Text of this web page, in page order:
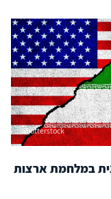
Shutterstock
במלחמת ארצות